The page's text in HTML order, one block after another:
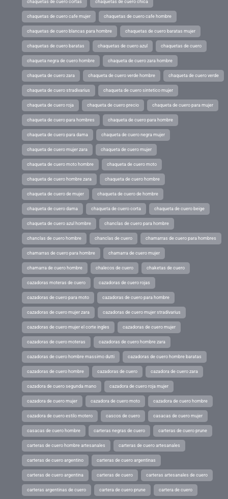
chaquetas de cuero cortas chaquetas de cuero chica
chaquetas de cuero cafe mujer chaquetas de cuero cafe hombre
chaquetas de cuero blancas para hombre chaquetas de cuero baratas mujer
chaquetas de cuero baratas chaquetas de cuero azul chaquetas de cuero
chaqueta negra de cuero hombre chaqueta de cuero zara hombre
chaqueta de cuero zara chaqueta de cuero verde hombre chaqueta de cuero verde
chaqueta de cuero stradivarius chaqueta de cuero sintetico mujer
chaqueta de cuero roja chaqueta de cuero precio chaqueta de cuero para mujer
chaqueta de cuero para hombres chaqueta de cuero para hombre
chaqueta de cuero para dama chaqueta de cuero negra mujer
chaqueta de cuero mujer zara chaqueta de cuero mujer
chaqueta de cuero moto hombre chaqueta de cuero moto
chaqueta de cuero hombre zara chaqueta de cuero hombre
chaqueta de cuero de mujer chaqueta de cuero de hombre
chaqueta de cuero dama chaqueta de cuero corta chaqueta de cuero beige
chaqueta de cuero azul hombre chanclas de cuero para hombre
chanclas de cuero hombre chanclas de cuero chamarras de cuero para hombres
chamarras de cuero para hombre chamarra de cuero mujer
chamarra de cuero hombre chalecos de cuero chaketas de cuero
cazadoras moteras de cuero cazadoras de cuero rojas
cazadoras de cuero para moto cazadoras de cuero para hombre
cazadoras de cuero mujer zara cazadoras de cuero mujer stradivarius
cazadoras de cuero mujer el corte ingles cazadoras de cuero mujer
cazadoras de cuero moteras cazadoras de cuero hombre zara
cazadoras de cuero hombre massimo dutti cazadoras de cuero hombre baratas
cazadoras de cuero hombre cazadoras de cuero cazadora de cuero zara
cazadora de cuero segunda mano cazadora de cuero roja mujer
cazadora de cuero mujer cazadora de cuero moto cazadora de cuero hombre
cazadora de cuero estilo motero cascos de cuero casacas de cuero mujer
casacas de cuero hombre carteras negras de cuero carteras de cuero prune
carteras de cuero hombre artesanales carteras de cuero artesanales
carteras de cuero argentino carteras de cuero argentinas
carteras de cuero argentina carteras de cuero carteras artesanales de cuero
carteras argentinas de cuero cartera de cuero prune cartera de cuero